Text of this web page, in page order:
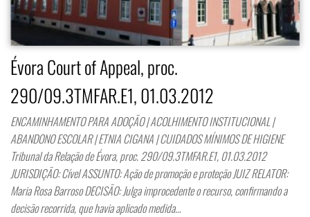
Évora Court of Appeal, proc.
290/09.3TMFAR.E1, 01.03.2012
ENCAMINHAMENTO PARA ADOÇÃO | ACOLHIMENTO INSTITUCIONAL |
ABANDONO ESCOLAR | ETNIA CIGANA | CUIDADOS MÍNIMOS DE HIGIENE
Tribunal da Relação de Évora, proc. 290/09.3TMFAR.E1, 01.03.2012
JURISDIÇÃO: Cível ASSUNTO: Ação de promoção e proteção JUIZ RELATOR:
Maria Rosa Barroso DECISÃO: Julga improcedente o recurso, confirmando a
decisão recorrida, que havia aplicado medida…